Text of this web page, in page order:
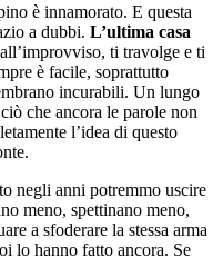
è innamorato. E questa
a dubbi. L’ultima casa
ti travolge e ti
è facile, soprattutto
incurabili. Un lungo
che ancora le parole non
l’idea di questo
negli anni potremmo uscire
meno, spettinano meno,
a sfoderare la stessa arma
lo hanno fatto ancora. Se